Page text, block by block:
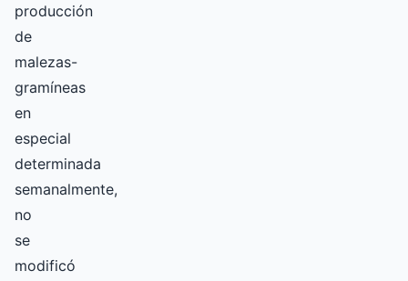
producción
de
malezas-
gramíneas
en
especial
determinada
semanalmente,
no
se
modificó